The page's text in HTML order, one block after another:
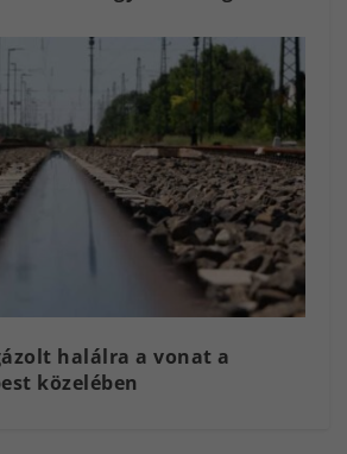
halálra a vonat a
közelében